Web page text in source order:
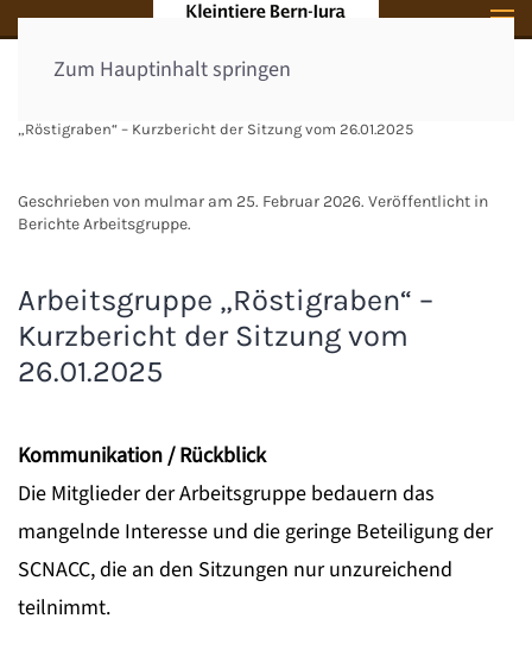
Zum Hauptinhalt springen
„Röstigraben“ – Kurzbericht der Sitzung vom 26.01.2025
Geschrieben von mulmar am 25. Februar 2026. Veröffentlicht in
Berichte Arbeitsgruppe.
Arbeitsgruppe „Röstigraben“ –
Kurzbericht der Sitzung vom
26.01.2025
Kommunikation / Rückblick
Die Mitglieder der Arbeitsgruppe bedauern das
mangelnde Interesse und die geringe Beteiligung der
SCNACC, die an den Sitzungen nur unzureichend
teilnimmt.